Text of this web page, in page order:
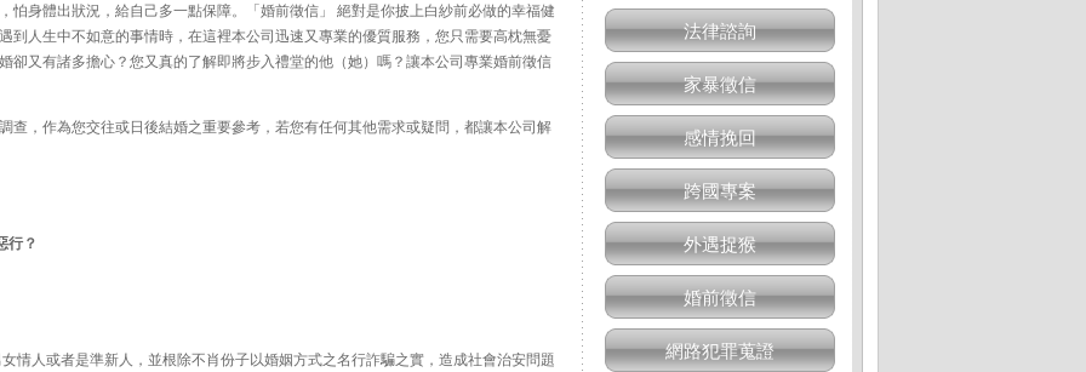
怕身體出狀況，給自己多一點保障。「婚前徵信」 絕對是你披上白紗前必做的幸福健
到人生中不如意的事情時，在這裡本公司迅速又專業的優質服務，您只需要高枕無憂
卻又有諸多擔心？您又真的了解即將步入禮堂的他（她）嗎？讓本公司專業婚前徵信
查，作為您交往或日後結婚之重要參考，若您有任何其他需求或疑問，都讓本公司解
行？
情人或者是準新人，並根除不肖份子以婚姻方式之名行詐騙之實，造成社會治安問題
法律諮詢
家暴徵信
感情挽回
跨國專案
外遇捉猴
婚前徵信
網路犯罪蒐證